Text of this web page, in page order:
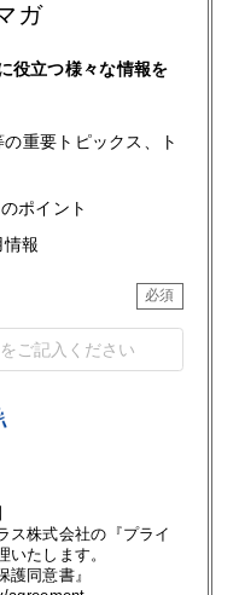
ガ
役立つ様々な情報を
重要トピックス、ト
ポイント
報
ス株式会社の『プライ
いたします。
護同意書』